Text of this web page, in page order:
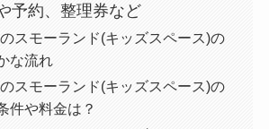
予約、整理券など
スモーランド(キッズスペース)の
な流れ
スモーランド(キッズスペース)の
件や料金は？